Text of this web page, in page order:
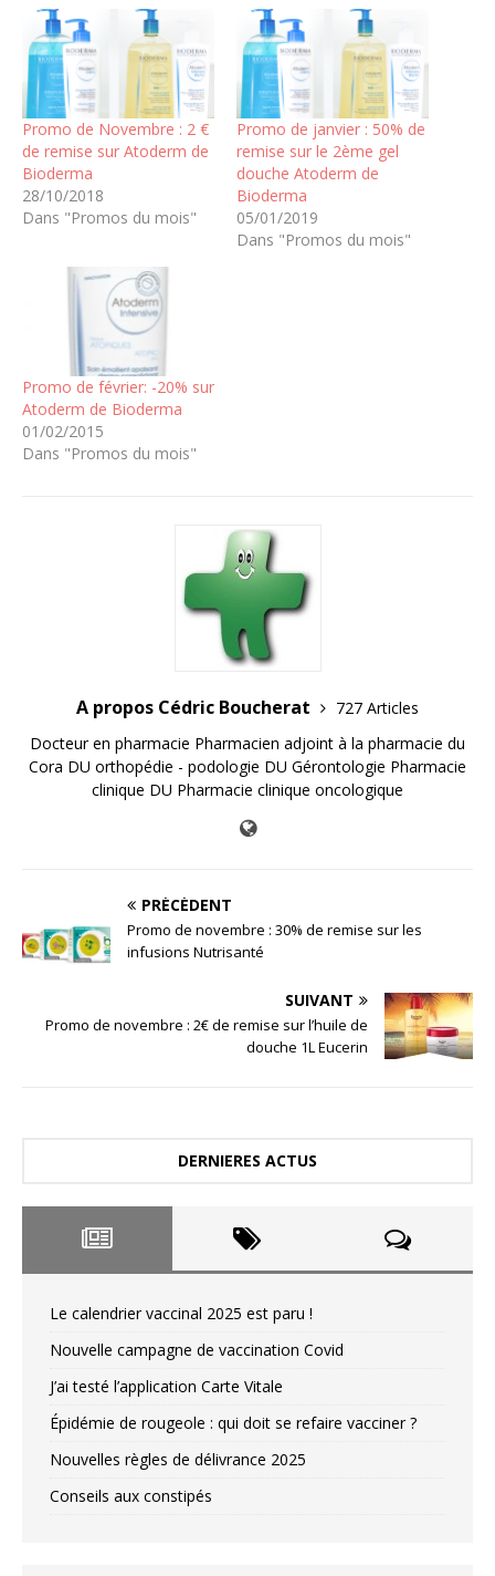
Promo de Novembre : 2 €
de remise sur Atoderm de
Bioderma
28/10/2018
Dans "Promos du mois"
Promo de janvier : 50% de
remise sur le 2ème gel
douche Atoderm de
Bioderma
05/01/2019
Dans "Promos du mois"
Promo de février: -20% sur
Atoderm de Bioderma
01/02/2015
Dans "Promos du mois"
A propos Cédric Boucherat
727 Articles
Docteur en pharmacie Pharmacien adjoint à la pharmacie du
Cora DU orthopédie - podologie DU Gérontologie Pharmacie
clinique DU Pharmacie clinique oncologique
PRÉCÉDENT
Promo de novembre : 30% de remise sur les
infusions Nutrisanté
SUIVANT
Promo de novembre : 2€ de remise sur l’huile de
douche 1L Eucerin
DERNIERES ACTUS
Le calendrier vaccinal 2025 est paru !
Nouvelle campagne de vaccination Covid
J’ai testé l’application Carte Vitale
Épidémie de rougeole : qui doit se refaire vacciner ?
Nouvelles règles de délivrance 2025
Conseils aux constipés